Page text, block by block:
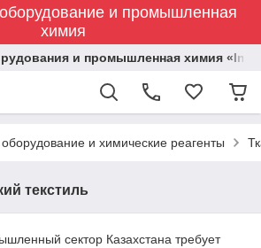
и промышленная
химия
и промышленная химия
и химические реагенты
текстиль
сектор Казахстана требует